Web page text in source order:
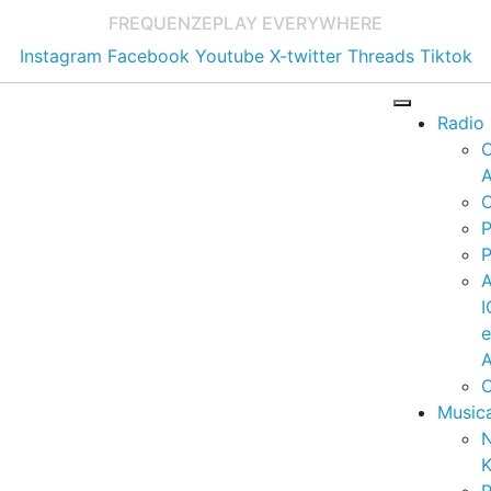
FREQUENZEPLAY EVERYWHERE
Instagram Facebook Youtube X-twitter Threads Tiktok
Radio
e